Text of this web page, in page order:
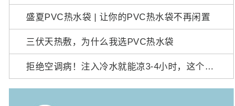
盛夏PVC热水袋 | 让你的PVC热水袋不再闲置
三伏天热敷，为什么我选PVC热水袋
拒绝空调病！注入冷水就能凉3-4小时，这个夏天靠它续命